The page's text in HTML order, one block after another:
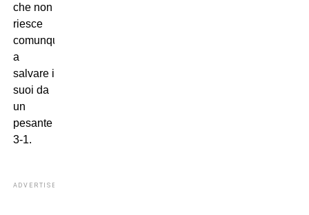
che non
riesce
comunque
a
salvare i
suoi da
un
pesante
3-1.
ADVERTISEMENT